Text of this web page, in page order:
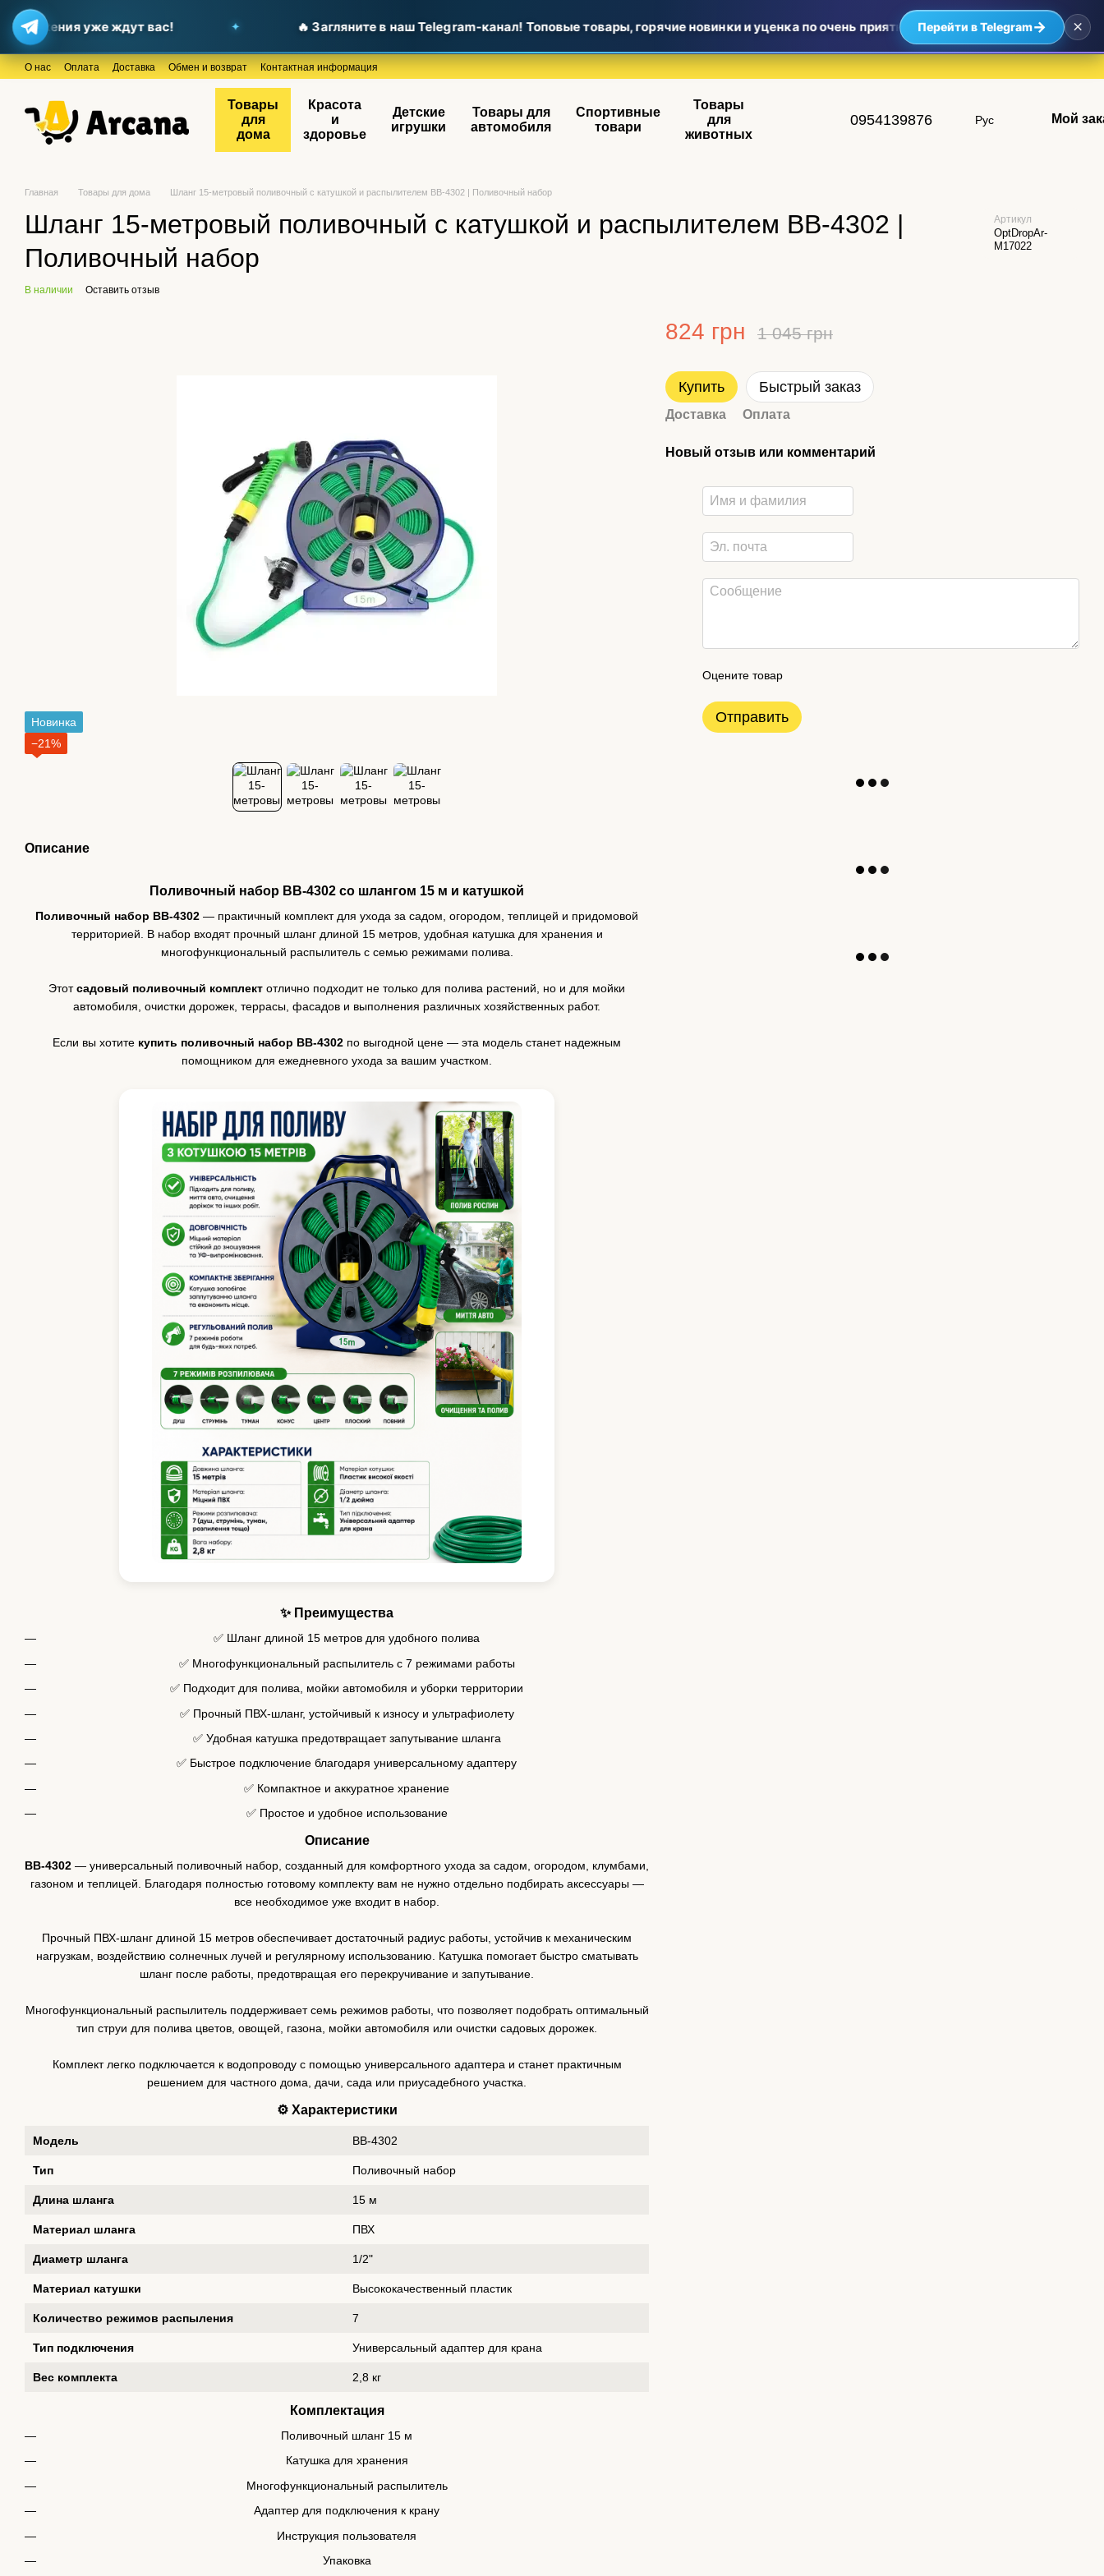
уже ждут вас! 🔥 Загляните в наш Telegram-канал! Топовые товары, горячие новинки и уценка по очень приятным ценам — самые выгодные
Перейти в Telegram→ ×
Перейти к основному контенту
О нас Оплата Доставка Обмен и возврат Контактная информация
Товары
для
дома
Красота
и
здоровье
Детские
игрушки
Товары для
автомобиля
Спортивные
товари
Товары
для
животных
0954139876 Рус Мой
Главная Товары для дома Шланг 15-метровый поливочный с катушкой и распылителем BB-4302 | Поливочный набор
Шланг 15-метровый поливочный с катушкой и распылителем BB-4302 |
Поливочный набор
Артикул
OptDropAr-
M17022
В наличии Оставить отзыв
Новинка
−21%
Описание
Поливочный набор BB-4302 со шлангом 15 м и катушкой
Поливочный набор BB-4302 — практичный комплект для ухода за садом, огородом, теплицей и придомовой
территорией. В набор входят прочный шланг длиной 15 метров, удобная катушка для хранения и
многофункциональный распылитель с семью режимами полива.
Этотсадовый поливочный комплект отлично подходит не только для полива растений, но и для мойки
автомобиля, очистки дорожек, террасы, фасадов и выполнения различных хозяйственных работ.
Если вы хотите купить поливочный набор BB-4302 по выгодной цене — эта модель станет надежным
помощником для ежедневного ухода за вашим участком.
✨ Преимущества
✅ Шланг длиной 15 метров для удобного полива
✅ Многофункциональный распылитель с 7 режимами работы
✅ Подходит для полива, мойки автомобиля и уборки территории
✅ Прочный ПВХ-шланг, устойчивый к износу и ультрафиолету
✅ Удобная катушка предотвращает запутывание шланга
✅ Быстрое подключение благодаря универсальному адаптеру
✅ Компактное и аккуратное хранение
✅ Простое и удобное использование
Описание
BB-4302 — универсальный поливочный набор, созданный для комфортного ухода за садом, огородом, клумбами,
газоном и теплицей. Благодаря полностью готовому комплекту вам не нужно отдельно подбирать аксессуары —
все необходимое уже входит в набор.
Прочный ПВХ-шланг длиной 15 метров обеспечивает достаточный радиус работы, устойчив к механическим
нагрузкам, воздействию солнечных лучей и регулярному использованию. Катушка помогает быстро сматывать
шланг после работы, предотвращая его перекручивание и запутывание.
Многофункциональный распылитель поддерживает семь режимов работы, что позволяет подобрать оптимальный
тип струи для полива цветов, овощей, газона, мойки автомобиля или очистки садовых дорожек.
Комплект легко подключается к водопроводу с помощью универсального адаптера и станет практичным
решением для частного дома, дачи, сада или приусадебного участка.
⚙️ Характеристики
Модель BB-4302
Тип Поливочный набор
Длина шланга 15 м
Материал шланга ПВХ
Диаметр шланга 1/2"
Материал катушки Высококачественный пластик
Количество режимов распыления 7
Тип подключения Универсальный адаптер для крана
Вес комплекта 2,8 кг
Комплектация
Поливочный шланг 15 м
Катушка для хранения
Многофункциональный распылитель
Адаптер для подключения к крану
Инструкция пользователя
Упаковка
824 грн 1 045 грн
Купить Быстрый заказ
Доставка Оплата
Новый отзыв или комментарий
Оцените товар
Отправить